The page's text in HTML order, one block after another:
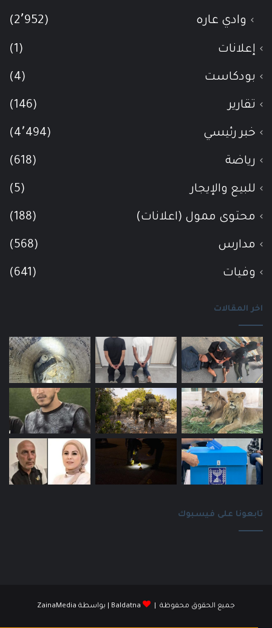
وادي عاره (2٬952)
إعلانات (1)
بودكاست (4)
تقارير (146)
خبر رئيسي (4٬494)
رياضة (618)
للبيع والإيجار (5)
محتوى ممول (اعلانات) (188)
مدارس (568)
وفيات (641)
اخر المقالات
تابعونا على فيسبوك
جميع الحقوق محفوظة | Baldatna | بواسطة ZainaMedia